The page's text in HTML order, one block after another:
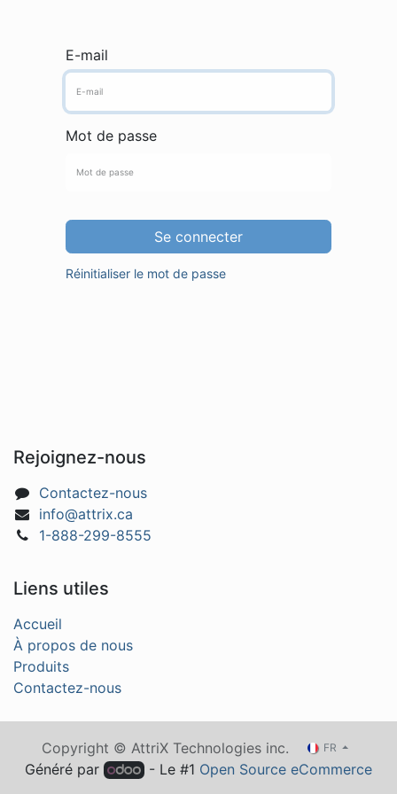
E-mail
Mot de passe
Se connecter
Réinitialiser le mot de passe
Rejoignez-nous
Contactez-nous
info@attrix.ca
1-888-299-8555
Liens utiles
Accueil
À propos de nous
Produits
Contactez-nous
Copyright © AttriX Technologies inc. FR
Généré par - Le #1 Open Source eCommerce